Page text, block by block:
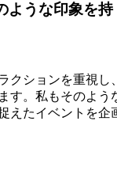
ような印象を持
クションを重視し
す。私もそのよう
えたイベントを企